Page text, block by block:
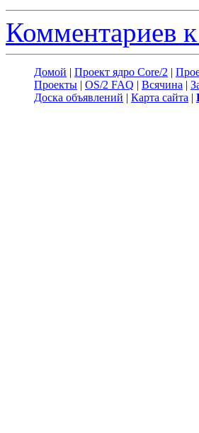
Комментариев
Домой | Проект ядро Core/2 |
Проекты | OS/2 FAQ | Всячина |
Доска объявлений | Карта сайта |